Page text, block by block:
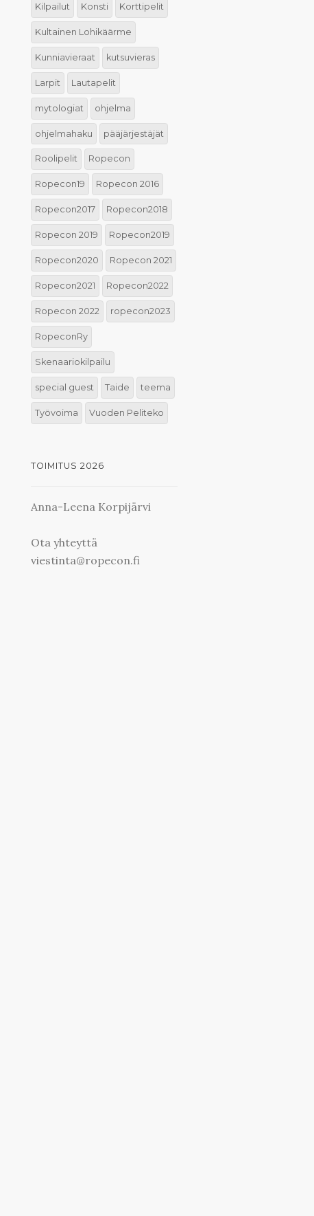
Kilpailut Konsti Korttipelit
Kultainen Lohikäärme
Kunniavieraat kutsuvieras
Larpit Lautapelit
mytologiat ohjelma
ohjelmahaku pääjärjestäjät
Roolipelit Ropecon
Ropecon19 Ropecon 2016
Ropecon2017 Ropecon2018
Ropecon 2019 Ropecon2019
Ropecon2020 Ropecon 2021
Ropecon2021 Ropecon2022
Ropecon 2022 ropecon2023
RopeconRy
Skenaariokilpailu
special guest Taide teema
Työvoima Vuoden Peliteko
TOIMITUS 2026
Anna-Leena Korpijärvi
Ota yhteyttä
viestinta@ropecon.fi